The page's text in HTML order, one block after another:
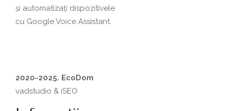
și automatizați dispozitivele
cu Google Voice Assistant.
2020-2025. EcoDom
vadstudio & iSEO